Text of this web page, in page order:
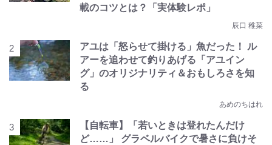
載のコツとは？「実体験レポ」
辰口 稚菜
アユは「怒らせて掛ける」魚だった！ ル
アーを追わせて釣りあげる「アユイン
グ」のオリジナリティ＆おもしろさを知
る
あめのちはれ
【自転車】「若いときは登れたんだけ
ど……」 グラベルバイクで暑さに負けそ